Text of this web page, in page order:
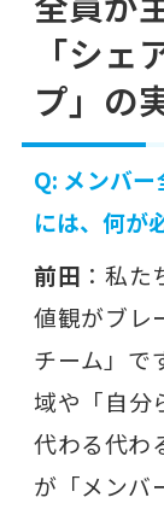
「シ
プ」の
Q: メンバ
には、何が
前田 ：私
値観がブレ
チーム」で
域や「自分
代わる代わ
が「メンバ